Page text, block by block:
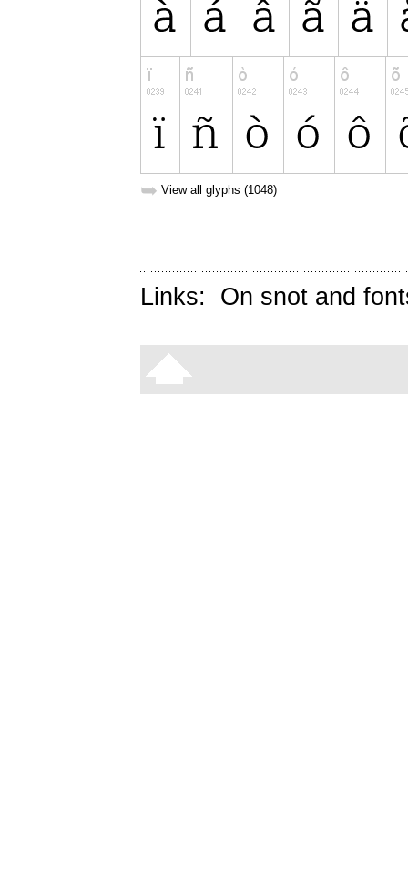
➥ View all glyphs (1048)
Links: On snot and